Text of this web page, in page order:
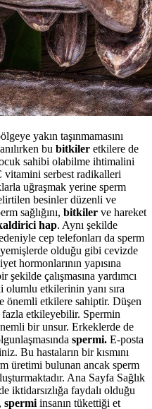
yakın taşınmamasını
bu bitkiler etkilere de
sahibi olabilme ihtimalini
vitamini serbest radikalleri
uğraşmak yerine sperm
besinler düzenli ve
sağlığını, bitkiler ve hareket
hap. Aynı şekilde
cep telefonları da sperm
olduğu gibi cevizde
hormonlarının yapısına
çalışmasına yardımcı
olumlu etkilerinin yanı sıra
önemli etkilere sahiptir. Düşen
etkileyebilir. Spermin
bir unsur. Erkeklerde de
spermi. E-posta
Bu hastaların bir kısmını
üretimi bulunan ancak sperm
Ana Sayfa Sağlık
iktidarsızlığa faydalı olduğu
spermi insanın tükettiği et